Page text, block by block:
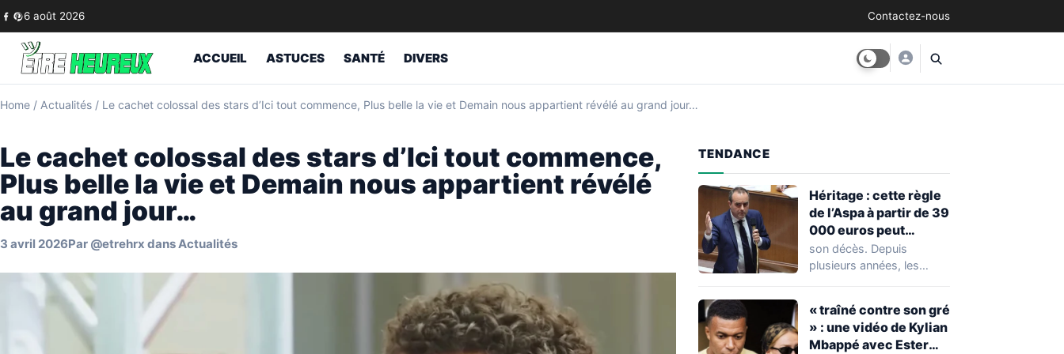
Skip to content
6 août 2026 Contactez-nous
ACCUEIL ASTUCES SANTÉ DIVERS
Home / Actualités / Le cachet colossal des stars d’Ici tout commence, Plus belle la vie et Demain nous appartient révélé au grand jour…
Le cachet colossal des stars d’Ici tout commence,
Plus belle la vie et Demain nous appartient révélé
au grand jour…
3 avril 2026Par @etrehrx dansActualités
TENDANCE
Héritage : cette règle
de l’Aspa à partir de 39
000 euros peut
réserver une
mauvaise surprise à
son décès. Depuis
plusieurs années, les
concernant le seuil…
« traîné contre son gré
» : une vidéo de Kylian
Mbappé avec Ester